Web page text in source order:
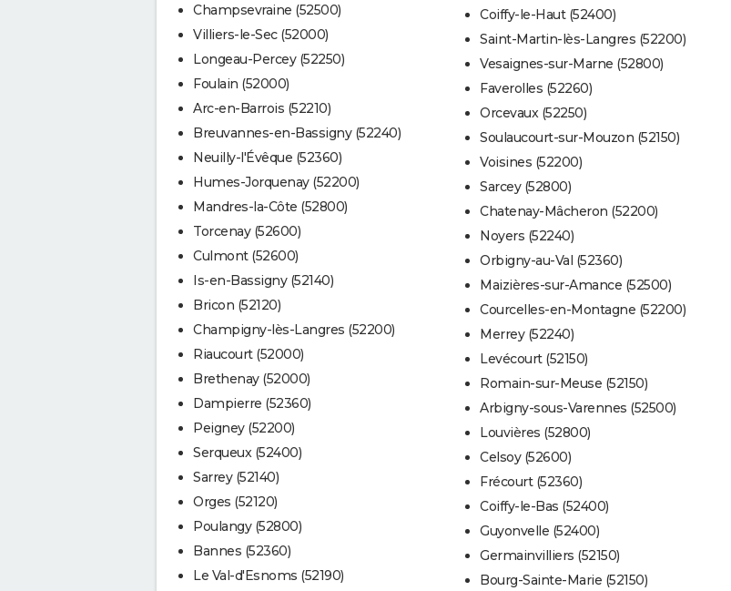
Champsevraine (52500)
Villiers-le-Sec (52000)
Longeau-Percey (52250)
Foulain (52000)
Arc-en-Barrois (52210)
Breuvannes-en-Bassigny (52240)
Neuilly-l'Évêque (52360)
Humes-Jorquenay (52200)
Mandres-la-Côte (52800)
Torcenay (52600)
Culmont (52600)
Is-en-Bassigny (52140)
Bricon (52120)
Champigny-lès-Langres (52200)
Riaucourt (52000)
Brethenay (52000)
Dampierre (52360)
Peigney (52200)
Serqueux (52400)
Sarrey (52140)
Orges (52120)
Poulangy (52800)
Bannes (52360)
Le Val-d'Esnoms (52190)
Coiffy-le-Haut (52400)
Saint-Martin-lès-Langres (52200)
Vesaignes-sur-Marne (52800)
Faverolles (52260)
Orcevaux (52250)
Soulaucourt-sur-Mouzon (52150)
Voisines (52200)
Sarcey (52800)
Chatenay-Mâcheron (52200)
Noyers (52240)
Orbigny-au-Val (52360)
Maizières-sur-Amance (52500)
Courcelles-en-Montagne (52200)
Merrey (52240)
Levécourt (52150)
Romain-sur-Meuse (52150)
Arbigny-sous-Varennes (52500)
Louvières (52800)
Celsoy (52600)
Frécourt (52360)
Coiffy-le-Bas (52400)
Guyonvelle (52400)
Germainvilliers (52150)
Bourg-Sainte-Marie (52150)